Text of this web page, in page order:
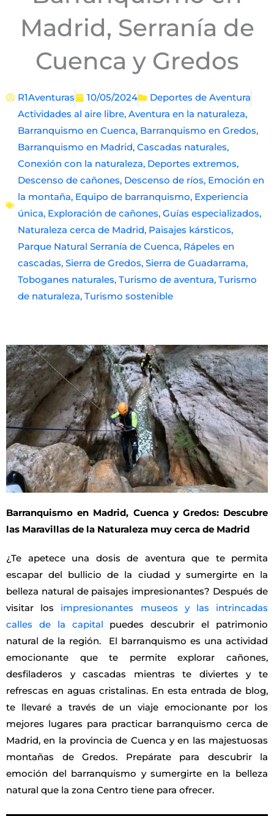
Madrid, Serranía de
Cuenca y Gredos
R1Aventuras 10/05/2024
Deportes de Aventura
Actividades al aire libre, Aventura en la naturaleza,
Barranquismo en Cuenca, Barranquismo en Gredos,
Barranquismo en Madrid, Cascadas naturales,
Conexión con la naturaleza, Deportes extremos,
Descenso de cañones, Descenso de ríos, Emoción en
la montaña, Equipo de barranquismo, Experiencia
única, Exploración de cañones, Guías especializados,
Naturaleza cerca de Madrid, Paisajes kársticos,
Parque Natural Serranía de Cuenca, Rápeles en
cascadas, Sierra de Gredos, Sierra de Guadarrama,
Toboganes naturales, Turismo de aventura, Turismo
de naturaleza, Turismo sostenible
Barranquismo en Madrid, Cuenca y Gredos: Descubre
las Maravillas de la Naturaleza muy cerca de Madrid
¿Te apetece una dosis de aventura que te permita
escapar del bullicio de la ciudad y sumergirte en la
belleza natural de paisajes impresionantes? Después de
visitar los impresionantes museos y las intrincadas
calles de la capital puedes descubrir el patrimonio
natural de la región. El barranquismo es una actividad
emocionante que te permite explorar cañones,
desfiladeros y cascadas mientras te diviertes y te
refrescas en aguas cristalinas. En esta entrada de blog,
te llevaré a través de un viaje emocionante por los
mejores lugares para practicar barranquismo cerca de
Madrid, en la provincia de Cuenca y en las majestuosas
montañas de Gredos. Prepárate para descubrir la
emoción del barranquismo y sumergirte en la belleza
natural que la zona Centro tiene para ofrecer.